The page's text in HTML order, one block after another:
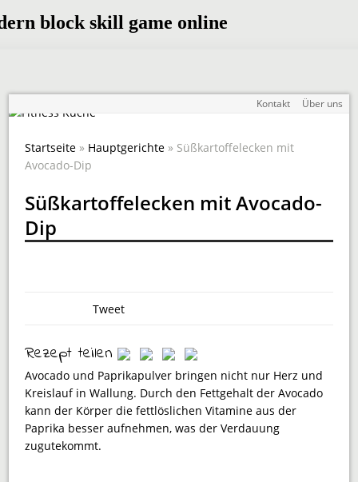
Kontakt Über uns
Startseite » Hauptgerichte » Süßkartoffelecken mit
Avocado-Dip
Süßkartoffelecken mit Avocado-
Dip
Tweet
Rezept teilen
Avocado und Paprikapulver bringen nicht nur Herz und
Kreislauf in Wallung. Durch den Fettgehalt der Avocado
kann der Körper die fettlöslichen Vitamine aus der
Paprika besser aufnehmen, was der Verdauung
zugutekommt.